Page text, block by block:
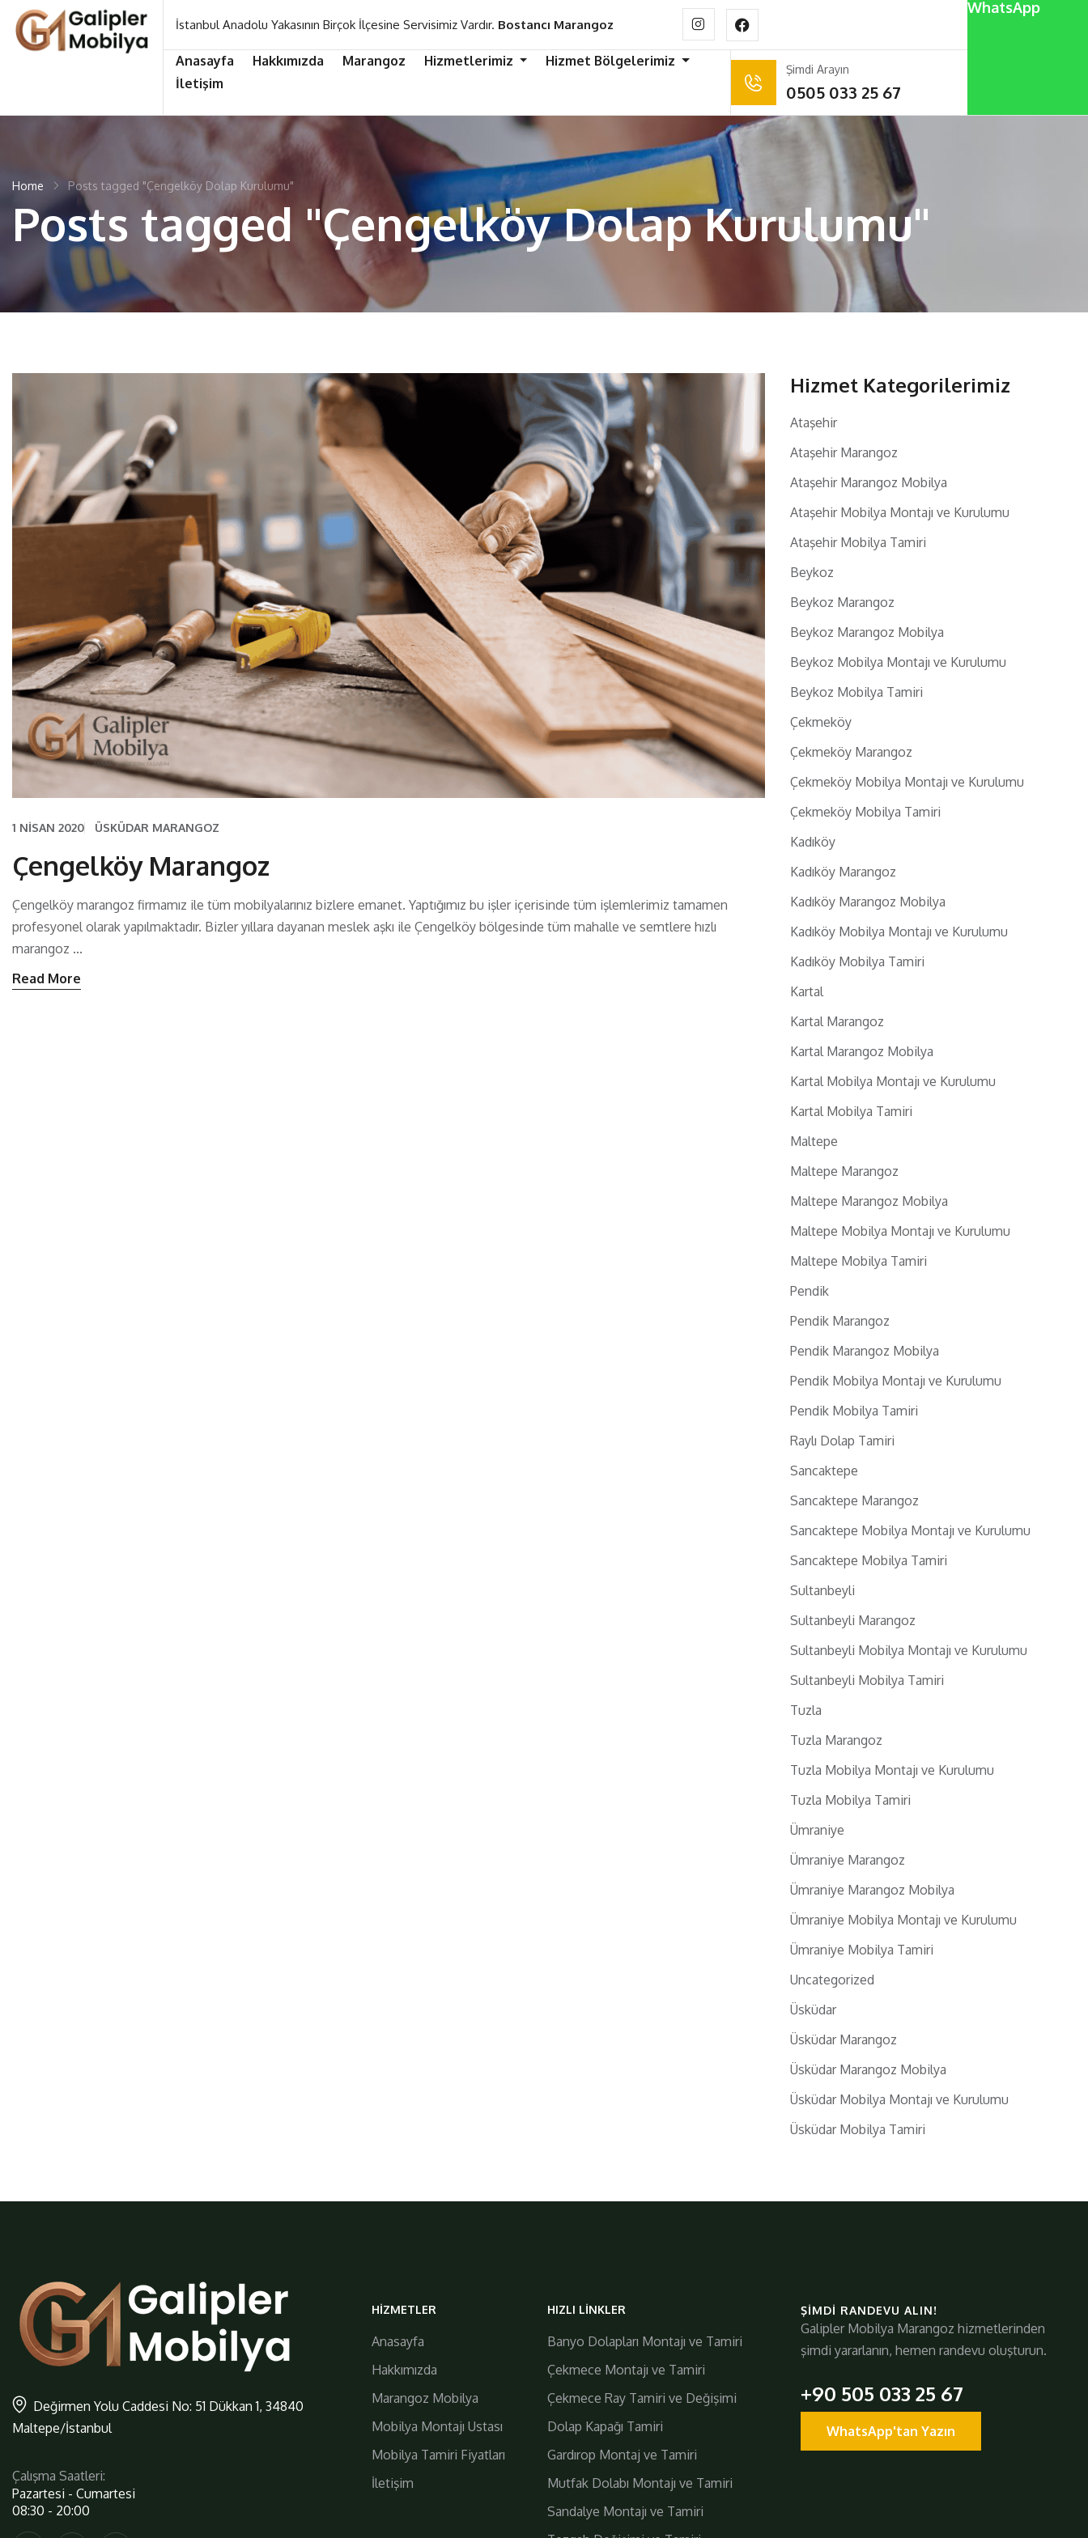
İstanbul Anadolu Yakasının Birçok İlçesine Servisimiz Vardır. Bostancı Marangoz
Anasayfa Hakkımızda Marangoz Hizmetlerimiz
Hizmet Bölgelerimiz
İletişim
Şimdi Arayın
0505 033 25 67
WhatsApp
Home Posts tagged "Çengelköy Dolap Kurulumu"
Posts tagged "Çengelköy Dolap Kurulumu"
1 NISAN 2020 ÜSKÜDAR MARANGOZ
Çengelköy Marangoz
Çengelköy marangoz firmamız ile tüm mobilyalarınız bizlere emanet. Yaptığımız bu işler içerisinde tüm işlemlerimiz tamamen
profesyonel olarak yapılmaktadır. Bizler yıllara dayanan meslek aşkı ile Çengelköy bölgesinde tüm mahalle ve semtlere hızlı
marangoz ...
Read More
Hizmet Kategorilerimiz
Ataşehir
Ataşehir Marangoz
Ataşehir Marangoz Mobilya
Ataşehir Mobilya Montajı ve Kurulumu
Ataşehir Mobilya Tamiri
Beykoz
Beykoz Marangoz
Beykoz Marangoz Mobilya
Beykoz Mobilya Montajı ve Kurulumu
Beykoz Mobilya Tamiri
Çekmeköy
Çekmeköy Marangoz
Çekmeköy Mobilya Montajı ve Kurulumu
Çekmeköy Mobilya Tamiri
Kadıköy
Kadıköy Marangoz
Kadıköy Marangoz Mobilya
Kadıköy Mobilya Montajı ve Kurulumu
Kadıköy Mobilya Tamiri
Kartal
Kartal Marangoz
Kartal Marangoz Mobilya
Kartal Mobilya Montajı ve Kurulumu
Kartal Mobilya Tamiri
Maltepe
Maltepe Marangoz
Maltepe Marangoz Mobilya
Maltepe Mobilya Montajı ve Kurulumu
Maltepe Mobilya Tamiri
Pendik
Pendik Marangoz
Pendik Marangoz Mobilya
Pendik Mobilya Montajı ve Kurulumu
Pendik Mobilya Tamiri
Raylı Dolap Tamiri
Sancaktepe
Sancaktepe Marangoz
Sancaktepe Mobilya Montajı ve Kurulumu
Sancaktepe Mobilya Tamiri
Sultanbeyli
Sultanbeyli Marangoz
Sultanbeyli Mobilya Montajı ve Kurulumu
Sultanbeyli Mobilya Tamiri
Tuzla
Tuzla Marangoz
Tuzla Mobilya Montajı ve Kurulumu
Tuzla Mobilya Tamiri
Ümraniye
Ümraniye Marangoz
Ümraniye Marangoz Mobilya
Ümraniye Mobilya Montajı ve Kurulumu
Ümraniye Mobilya Tamiri
Uncategorized
Üsküdar
Üsküdar Marangoz
Üsküdar Marangoz Mobilya
Üsküdar Mobilya Montajı ve Kurulumu
Üsküdar Mobilya Tamiri
Değirmen Yolu Caddesi No: 51 Dükkan 1, 34840
Maltepe/İstanbul
Çalışma Saatleri:
Pazartesi - Cumartesi
08:30 - 20:00
https://www.galiplermobilya.com.tr/
Daha Fazla Bizi Takip Edin!
HIZMETLER
Anasayfa
Hakkımızda
Marangoz Mobilya
Mobilya Montajı Ustası
Mobilya Tamiri Fiyatları
İletişim
HIZLI LINKLER
Banyo Dolapları Montajı ve Tamiri
Çekmece Montajı ve Tamiri
Çekmece Ray Tamiri ve Değişimi
Dolap Kapağı Tamiri
Gardırop Montaj ve Tamiri
Mutfak Dolabı Montajı ve Tamiri
Sandalye Montajı ve Tamiri
ŞIMDI RANDEVU ALIN!
Galipler Mobilya Marangoz hizmetlerinden
şimdi yararlanın, hemen randevu oluşturun.
+90 505 033 25 67
WhatsApp'tan Yazın